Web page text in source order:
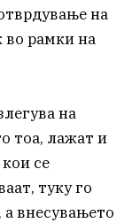
на
во рамки на
на
тоа, лажат и
се
туку го
внесувањето